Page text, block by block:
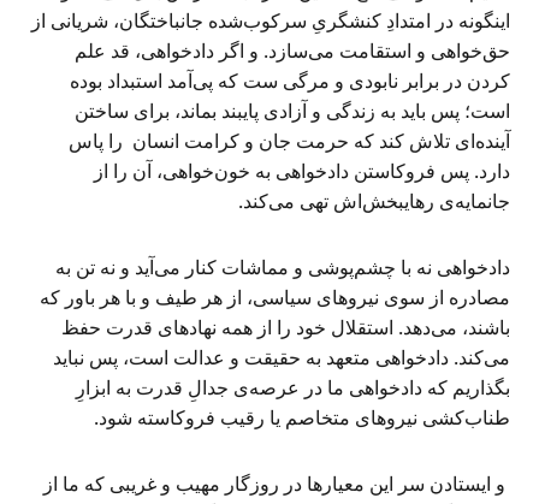
اینگونه در امتدادِ کنشگریِ سرکوب‌شده جانباختگان، شریانی از
حق‌خواهی و استقامت می‌سازد. و اگر دادخواهی، قد علم
کردن در برابر نابودی و مرگی ست که پی‌آمد استبداد بوده
است؛ پس باید به زندگی و آزادی پایبند بماند، برای ساختن
آینده‌ای تلاش کند که حرمت جان و کرامت انسان را پاس
دارد. پس فروکاستن دادخواهی به خون‌خواهی، آن را از
جانمایه‌ی رهایبخش‌اش تهی می‌کند.
دادخواهی نه با چشم‌پوشی و مماشات کنار می‌آید و نه تن به
مصادره از سوی نیروهای سیاسی، از هر طیف و با هر باور که
باشند، می‌دهد. استقلال خود را از همه نهادهای قدرت حفظ
می‌کند. دادخواهی متعهد به حقیقت و عدالت است، پس نباید
بگذاریم که دادخواهی ما در عرصه‌ی جدالِ قدرت به ابزارِ
طناب‌کشی نیروهای متخاصم یا رقیب فروکاسته شود.
و ایستادن سر این معیارها در روزگار مهیب و غریبی که ما از